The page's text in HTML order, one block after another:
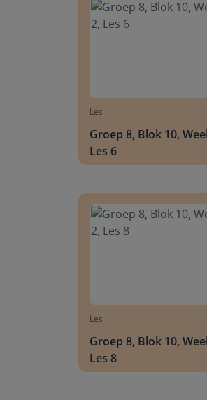
Les
Groep 8, Blok 10,
Les 6
Les
Groep 8, Blok 10,
Les 8